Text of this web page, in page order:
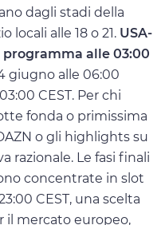
dagli stadi della
locali alle 18 o 21. USA-
programma alle 03:00
giugno alle 06:00
CEST. Per chi
fonda o primissima
o gli highlights su
razionale. Le fasi finali
concentrate in slot
CEST, una scelta
il mercato europeo,